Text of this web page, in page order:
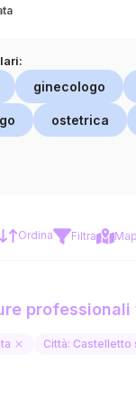
ginecologo
ostetrica
Ordina Filtra
Città: Castelletto